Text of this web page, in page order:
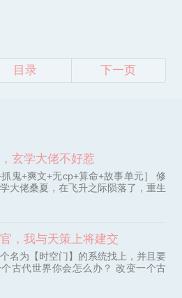
目录 下一页
玄学大佬不好惹
抓鬼+爽文+无cp+算命+故事单元］ 修
大佬桑夏，在飞升之际陨落了，重生
。 成为了被新科状元抛弃的糟糠之
惨，她还是被自己的亲祖母抛弃的太
这个可怜虫身上。 人人都想看她笑
争气的那个。 风水测算，捉鬼画
内，她便成为了京中人人敬畏的玄
畏的监正大人
，我与天策上将建交
名为【时空门】的系统找上，并且要
古代世界你会怎么办？ 改变一个古
不屑的笑了笑，格局小了，这是劳资
第一天；找到国家，把自己上交！